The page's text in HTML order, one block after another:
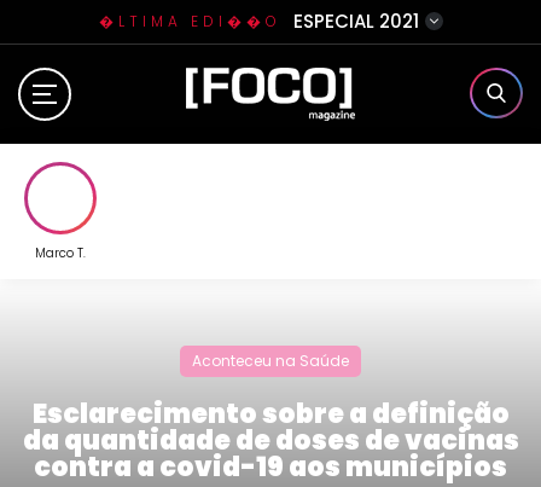
�LTIMA EDI��O ESPECIAL 2021
Home
Contato
Marco T.
Aconteceu na Saúde
Esclarecimento sobre a definição
da quantidade de doses de vacinas
contra a covid-19 aos municípios